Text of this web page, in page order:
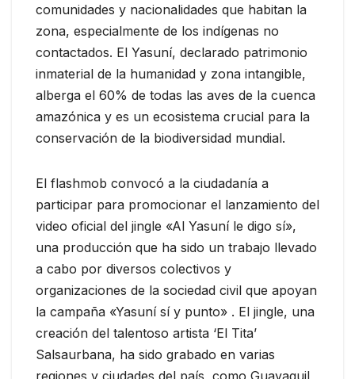
comunidades y nacionalidades que habitan la
zona, especialmente de los indígenas no
contactados. El Yasuní, declarado patrimonio
inmaterial de la humanidad y zona intangible,
alberga el 60% de todas las aves de la cuenca
amazónica y es un ecosistema crucial para la
conservación de la biodiversidad mundial.
El flashmob convocó a la ciudadanía a
participar para promocionar el lanzamiento del
video oficial del jingle «Al Yasuní le digo sí»,
una producción que ha sido un trabajo llevado
a cabo por diversos colectivos y
organizaciones de la sociedad civil que apoyan
la campaña «Yasuní sí y punto» . El jingle, una
creación del talentoso artista ‘El Tita’
Salsaurbana, ha sido grabado en varias
regiones y ciudades del país, como Guayaquil,